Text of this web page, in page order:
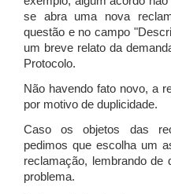
se abra uma nova
questão e no campo
um breve relato da
Protocolo.
Não havendo fato novo, a
por motivo de duplicidade.
Caso os objetos das
pedimos que escolha um
reclamação, lembrando de
problema.